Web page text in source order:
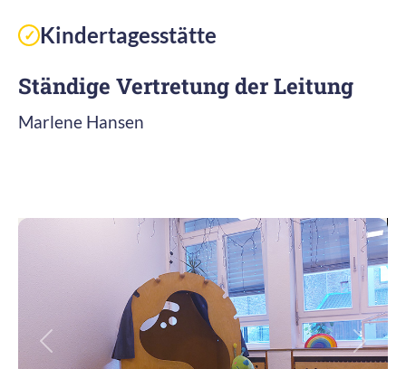
✓ Kindertagesstätte
Ständige Vertretung der Leitung
Marlene Hansen
Zurück